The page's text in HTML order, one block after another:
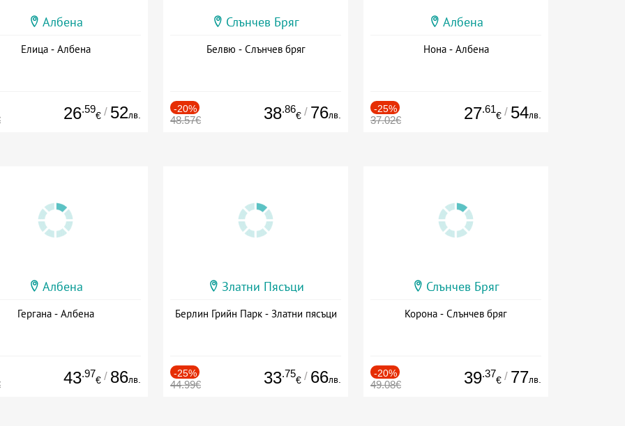
Албена
Елица - Албена
26.59
€ / 52лв.
Слънчев Бряг
Белвю - Слънчев бряг
-20%
48.57€ 38.86
€ / 76лв.
Албена
Нона - Албена
-25%
37.02€ 27.61
€ / 54лв.
Албена
Гергана - Албена
43.97
€ / 86лв.
Златни Пясъци
Берлин Грийн Парк - Златни пясъци
-25%
44.99€ 33.75
€ / 66лв.
Слънчев Бряг
Корона - Слънчев бряг
-20%
49.08€ 39.37
€ / 77лв.